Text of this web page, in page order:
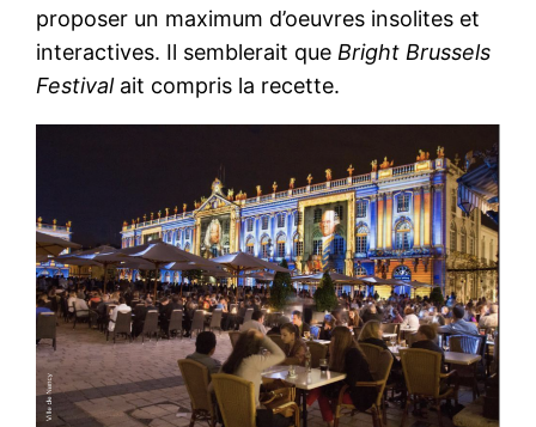
proposer un maximum d’oeuvres insolites et
interactives. Il semblerait que Bright Brussels
Festivalait compris la recette.